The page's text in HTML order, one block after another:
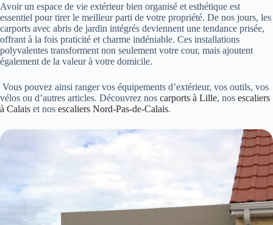
Avoir un espace de vie extérieur bien organisé et esthétique est
essentiel pour tirer le meilleur parti de votre propriété. De nos jours, les
carports avec abris de jardin intégrés deviennent une tendance prisée,
offrant à la fois praticité et charme indéniable. Ces installations
polyvalentes transforment non seulement votre cour, mais ajoutent
également de la valeur à votre domicile.
Vous pouvez ainsi ranger vos équipements d’extérieur, vos outils, vos
vélos ou d’autres articles. Découvrez nos carports à Lille, nos escaliers
à Calais et nos escaliers Nord-Pas-de-Calais.